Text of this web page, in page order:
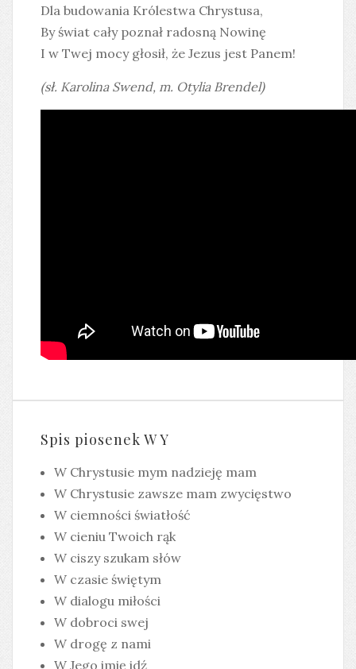
Dla budowania Królestwa Chrystusa,
By świat cały poznał radosną Nowinę
I w Twej mocy głosił, że Jezus jest Panem!
(sł. Karolina Swend, m. Otylia Brendel)
Spis piosenek W Y
W Chrystusie mym nadzieję mam
W Chrystusie zawsze mam zwycięstwo
W ciemności światłość
W cieniu Twoich rąk
W ciszy szukam słów
W czasie świętym
W dialogu miłości
W dobroci swej
W drogę z nami
W Jego imię idź